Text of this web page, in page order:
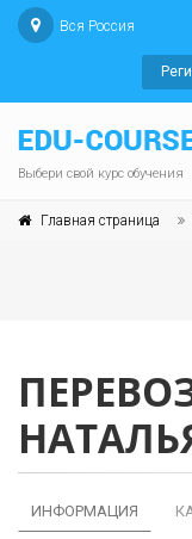
Вся Россия
Выбери свой курс обучения
Главная страница
ИНФОРМАЦИЯ